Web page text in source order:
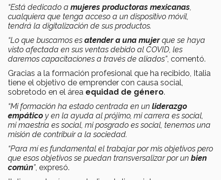
“Está dedicado a mujeres productoras mexicanas,
cualquiera que tenga acceso a un dispositivo móvil,
tendrá la digitalización de sus productos.
“Lo que buscamos es atender a una mujerque se haya
visto afectada en sus ventas debido al COVID, les
daremos capacitaciones a través de aliados”, comentó.
Gracias a la formación profesional que ha recibido, Italia
tiene el objetivo de emprender con causa social,
sobretodo en el área equidad de género.
“Mi formación ha estado centrada en un liderazgo
empático y en la ayuda al prójimo, mi carrera es social,
mi maestría es social, mi posgrado es social, tenemos una
misión de contribuir a la sociedad.
“Para mí es fundamental el trabajar por mis objetivos pero
que esos objetivos se puedan transversalizar por un bien
común”, expresó.